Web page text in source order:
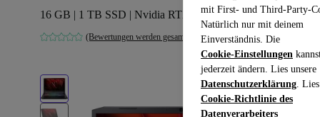
mit First- und Third-Party-
Natürlich nur mit deinem
Einverständnis. Die
Cookie-Einstellungen
jederzeit ändern. Lies unsere
Datenschutzerklärung.
Cookie-Richtlinie des
Datenverarbeiters
16 GB | 1 TB SSD | Nvidia RTX 3070 | Win 11 Home | DE
(Bewertungen werden gesammelt)